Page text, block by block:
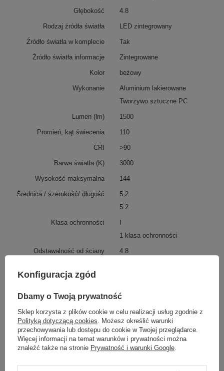
produkt na terenie UE
Głębokość 4.8
Rodzaj źródła światła LED zintegrowany
Źródło światła w komplecie Tak
Żródło światła informacje Zintegrowane
Kolor beżowy
Wykonanie
Aluminium lakierowane
Tworzywo sztuczne PC
Lumen (lm) 1500
Promień, kąt świecenia 110
CRI >90
Barwa światła (K) 3000
Wysokość maksymalna 144
Średnica / szerokość/ długość
5,2
5.2
Klasa ochronności
1 klasa ochronności
Odstawalność od ściany 4.8
Z tej samej serii:
Konfiguracja zgód
Dbamy o Twoją prywatność
Sklep korzysta z plików cookie w celu realizacji usług zgodnie z
Polityką dotyczącą cookies. Możesz określić warunki
przechowywania lub dostępu do cookie w Twojej przeglądarce.
Więcej informacji na temat warunków i prywatności można
znaleźć także na stronie Prywatność i warunki Google.